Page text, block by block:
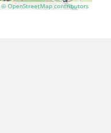
© OpenStreetMap contributors